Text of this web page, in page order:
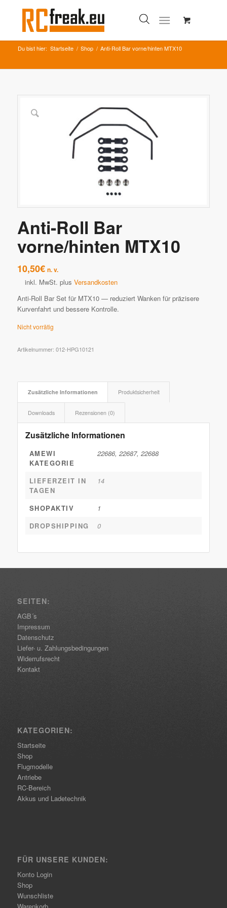
Du bist hier: Startseite / Shop / Anti-Roll Bar vorne/hinten MTX10
Anti-Roll Bar
vorne/hinten MTX10
10,50€ n. v.
inkl. MwSt. plus Versandkosten
Anti-Roll Bar Set für MTX10 — reduziert Wanken für präzisere
Kurvenfahrt und bessere Kontrolle.
Nicht vorrätig
Artikelnummer: 012-HPG10121
Zusätzliche Informationen Produktsicherheit
Downloads Rezensionen (0)
Zusätzliche Informationen
AMEWI
KATEGORIE
22686, 22687, 22688
LIEFERZEIT IN
TAGEN
14
SHOPAKTIV
1
DROPSHIPPING
0
SEITEN:
AGB´s
Impressum
Datenschutz
Liefer- u. Zahlungsbedingungen
Widerrufsrecht
Kontakt
KATEGORIEN:
Startseite
Shop
Flugmodelle
Antriebe
RC-Bereich
Akkus und Ladetechnik
FÜR UNSERE KUNDEN:
Konto Login
Shop
Wunschliste